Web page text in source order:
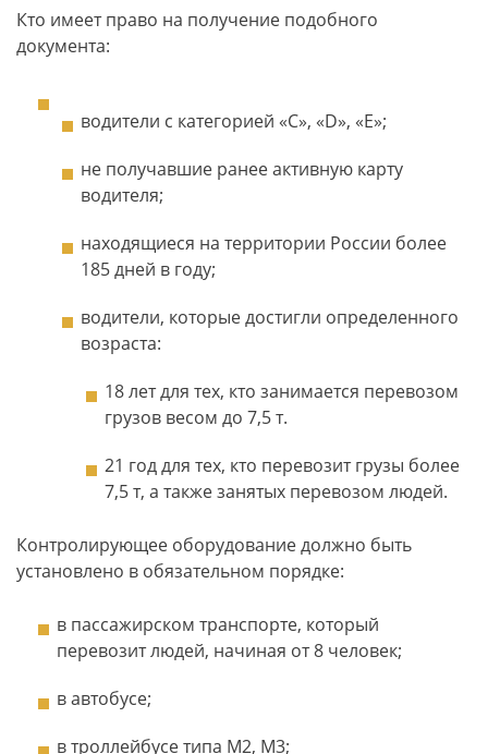
Кто имеет право на получение подобного
документа:
водители с категорией «С», «D», «Е»;
не получавшие ранее активную карту
водителя;
находящиеся на территории России более
185 дней в году;
водители, которые достигли определенного
возраста:
18 лет для тех, кто занимается перевозом
грузов весом до 7,5 т.
21 год для тех, кто перевозит грузы более
7,5 т, а также занятых перевозом людей.
Контролирующее оборудование должно быть
установлено в обязательном порядке:
в пассажирском транспорте, который
перевозит людей, начиная от 8 человек;
в автобусе;
в троллейбусе типа М2, М3;